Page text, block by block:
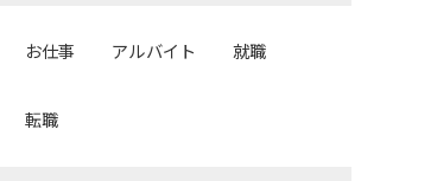
お仕事 アルバイト 就職
転職